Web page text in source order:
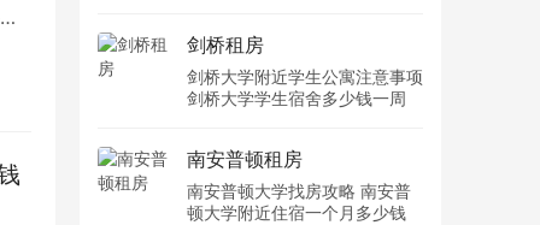
剑桥租房
剑桥大学附近学生公寓注意事项
剑桥大学学生宿舍多少钱一周
南安普顿租房
南安普顿大学找房攻略 南安普
顿大学附近住宿一个月多少钱